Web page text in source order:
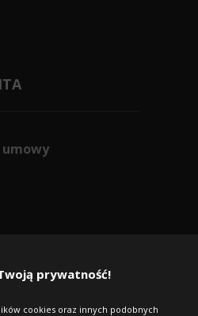
prywatność!
cookies oraz innych podobnych
w 24opony.pl